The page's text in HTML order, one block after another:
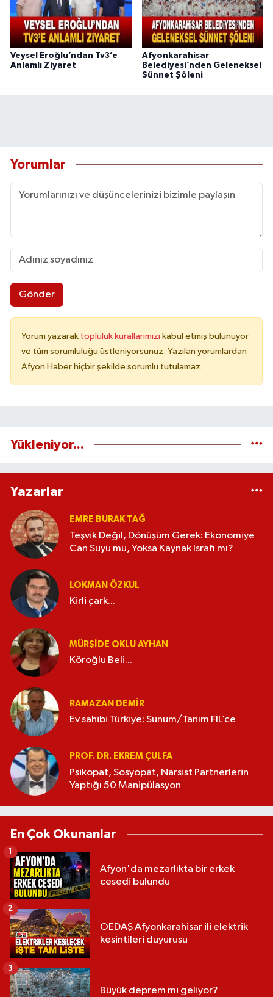
Veysel Eroğlu’ndan Tv3’e
Anlamlı Ziyaret
Afyonkarahisar
Belediyesi’nden Geleneksel
Sünnet Şöleni
Yorumlar
Gönder
Yorum yazarak topluluk kurallarımızı kabul etmiş bulunuyor
ve tüm sorumluluğu üstleniyorsunuz. Yazılan yorumlardan
Afyon Haber hiçbir şekilde sorumlu tutulamaz.
Yükleniyor...
Yazarlar
EMRE BURAK TAĞ
Teşvik Değil, Dönüşüm Gerek: Ekonomiye
Can Suyu mu, Yoksa Kaynak İsrafı mı?
LOKMAN ÖZKUL
Kirli çark...
MÜRŞIDE OKLU AYHAN
Köroğlu Beli...
RAMAZAN DEMİR
Ev sahibi Türkiye; Sunum/Tanım FİL’ce
PROF. DR. EKREM ÇULFA
Psikopat, Sosyopat, Narsist Partnerlerin
Yaptığı 50 Manipülasyon
En Çok Okunanlar
Afyon'da mezarlıkta bir erkek
cesedi bulundu
1
OEDAŞ Afyonkarahisar ili elektrik
kesintileri duyurusu
2
Büyük deprem mi geliyor?
3